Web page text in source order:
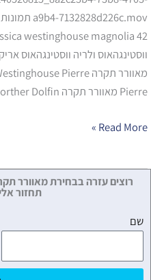
westinghouse magnolia 42
Pierre מאוורר תקרה Westinghouse Pierre Norther Dolfin
Read More »
רוצים עזרה בבחירת מאוורר
תחזור
שם